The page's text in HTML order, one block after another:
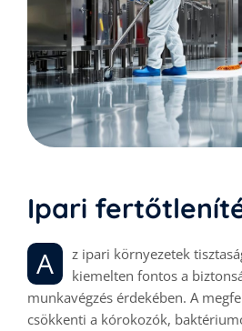
Ipari
Az ipari környezetek tisztasága és fertőtlenítése
kiemelten fontos a
munkavégzés érdekében. A
csökkenti a kórokozók,